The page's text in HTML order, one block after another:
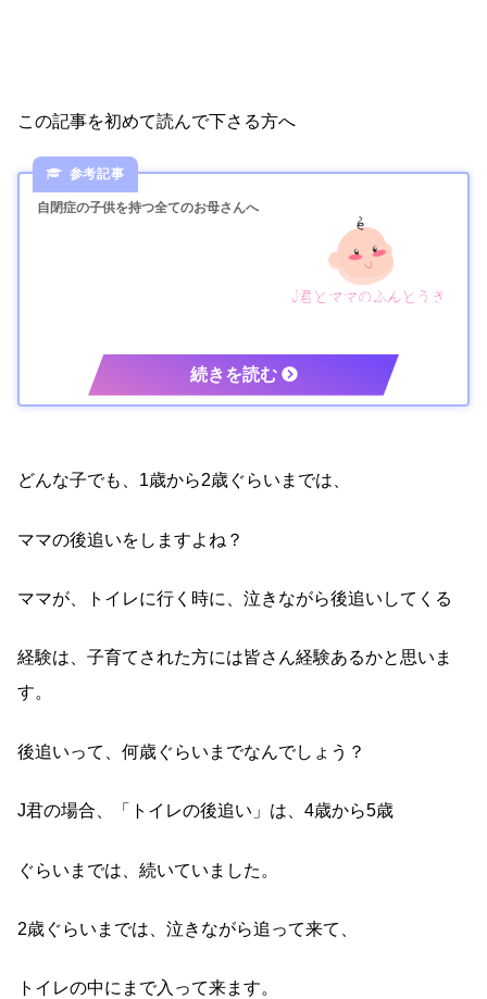
この記事を初めて読んで下さる方へ
自閉症の子供を持つ全てのお母さんへ
どんな子でも、1歳から2歳ぐらいまでは、
ママの後追いをしますよね？
ママが、トイレに行く時に、泣きながら後追いしてくる
経験は、子育てされた方には皆さん経験あるかと思いま
す。
後追いって、何歳ぐらいまでなんでしょう？
J君の場合、「トイレの後追い」は、4歳から5歳
ぐらいまでは、続いていました。
2歳ぐらいまでは、泣きながら追って来て、
トイレの中にまで入って来ます。